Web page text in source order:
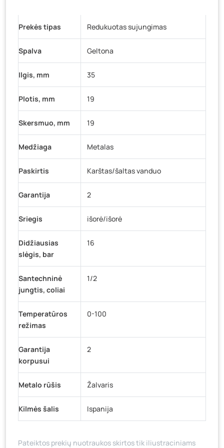
K. Donelaičio g. 17, Rokiškis
Šaltupės g. 64, Zarasai - 34 vienetai
Prekės tipas Redukuotas sujungimas
Spalva Geltona
Ilgis, mm 35
Plotis, mm 19
Skersmuo, mm 19
Medžiaga Metalas
Paskirtis Karštas/šaltas vanduo
Garantija 2
Sriegis išorė/išorė
Didžiausias
slėgis, bar
16
Santechninė
jungtis, coliai
1/2
Temperatūros
režimas
0-100
Garantija
korpusui
2
Metalo rūšis Žalvaris
Kilmės šalis Ispanija
Pateiktos prekių nuotraukos skirtos tik iliustraciniams